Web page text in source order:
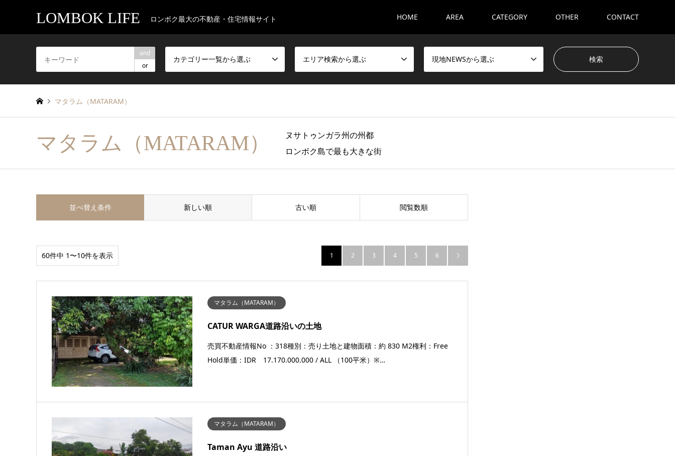
LOMBOK LIFE ロンボク最大の不動産・住宅情報サイト HOME AREA CATEGORY OTHER CONTACT
and
or
カテゴリー一覧から選ぶ エリア検索から選ぶ 現地NEWSから選ぶ
マタラム（MATARAM）
マタラム（MATARAM）
ヌサトゥンガラ州の州都
ロンボク島で最も大きな街
並べ替え条件 新しい順 古い順 閲覧数順
60件中 1〜10件を表示 1 2 3 4 5 6 
マタラム（MATARAM）
CATUR WARGA道路沿いの土地
売買不動産情報No ：318種別：売り土地と建物面積：約 830 M2権利：Free
Hold単価：IDR 17.170.000.000 / ALL （100平米）※…
マタラム（MATARAM）
Taman Ayu 道路沿い